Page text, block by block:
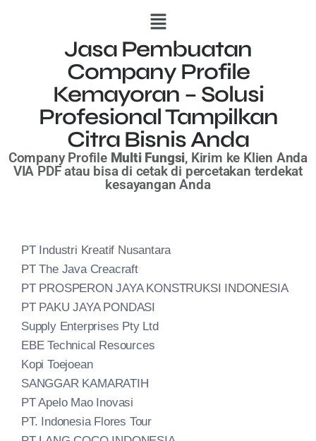
Jasa Pembuatan
Company Profile
Kemayoran – Solusi
Profesional Tampilkan
Citra Bisnis Anda
Company Profile Multi Fungsi, Kirim ke Klien Anda
VIA PDFatau bisa di cetak di percetakan terdekat
kesayangan Anda
PT Industri Kreatif Nusantara
PT The Java Creacraft
PT PROSPERON JAYA KONSTRUKSI INDONESIA
PT PAKU JAYA PONDASI
Supply Enterprises Pty Ltd
EBE Technical Resources
Kopi Toejoean
SANGGAR KAMARATIH
PT Apelo Mao Inovasi
PT. Indonesia Flores Tour